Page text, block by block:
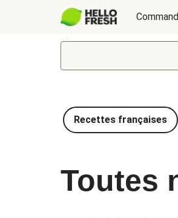
Recettes françaises
Toutes